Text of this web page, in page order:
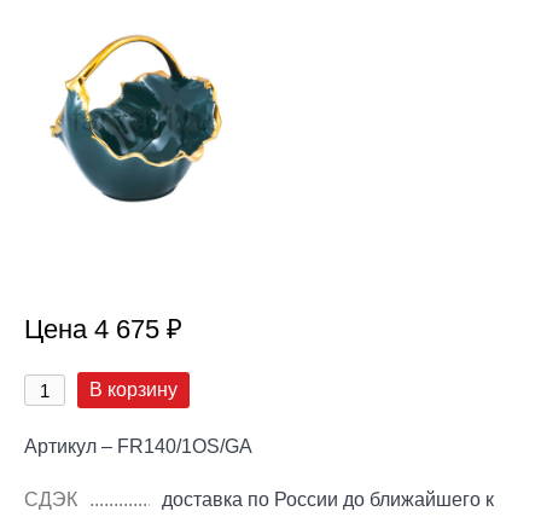
Цена 4 675 ₽
В корзину
Артикул – FR140/1OS/GA
СДЭК
доставка по России до ближайшего к